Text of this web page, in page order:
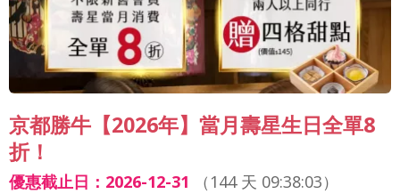
京都勝牛【2026年】當月壽星生日全單8
折！
優惠截止日：2026-12-31 （ 144 天 09:38:01）